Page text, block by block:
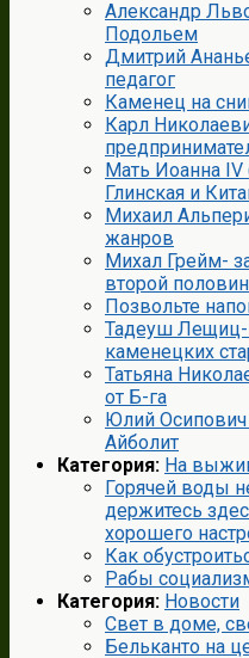
Александр
Подольем
Дмитрий
педагог
Каменец на
Карл
Мать Иоанна IV
Глинская и
Михаил
жанров
Михал Грейм-
второй
Позвольте
Тадеуш Лещиц-
каменецких
Татьяна
от Б-га
Юлий
Айболит
Категория: На
Горячей воды
держитесь
хорошего
Как
Рабы
Категория: Новости
Cвет в доме,
Бельканто на